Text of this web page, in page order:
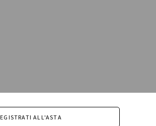
ALL'ASTA